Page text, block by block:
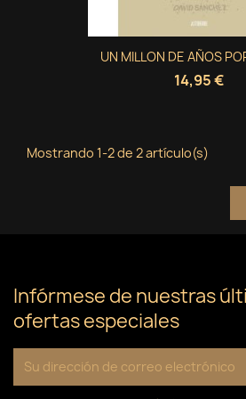
Cancelar Crear
Cancelar
UN MILLON DE AÑOS
14,95 €
Mostrando 1-2 de 2 artículo(s)
Infórmese de nuestras
ofertas especiales